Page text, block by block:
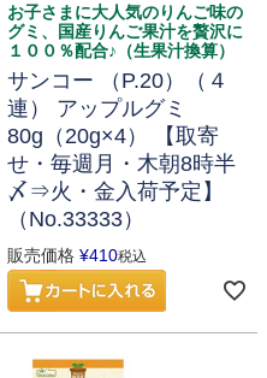
お子さまに大人気のりんご味の
グミ、国産りんご果汁を贅沢に
１００％配合♪（生果汁換算）
サンコー （P.20）（４
連） アップルグミ
80g（20g×4） 【取寄
せ・毎週月・木朝8時半
〆⇒火・金入荷予定】
（No.33333）
販売価格 ¥410税込